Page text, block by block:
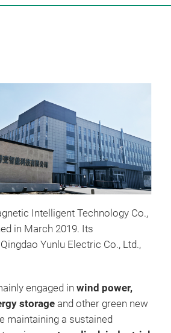
Intelligent Technology Co.,
in March 2019. Its
Yunlu Electric Co., Ltd.,
engaged in wind power,
storage and other green new
maintaining a sustained